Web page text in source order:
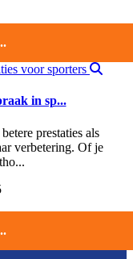
in sp...
prestaties als
verbetering. Of je